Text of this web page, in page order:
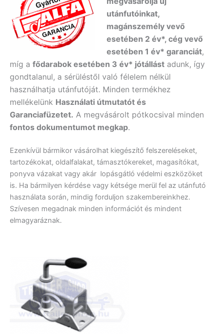
utánfutóinkat,
magánszemély vevő
esetében 2 év*, cég vevő
esetében 1 év* garanciát,
míg a fődarabok esetében 3 év* jótállást adunk, így
gondtalanul, a sérüléstől való félelem nélkül
használhatja utánfutóját. Minden termékhez
mellékelünk Használati útmutatót és
Garanciafüzetet. A megvásárolt pótkocsival minden
fontos dokumentumot megkap.
Ezenkívül bármikor vásárolhat kiegészítő felszereléseket,
tartozékokat, oldalfalakat, támasztókereket, magasítókat,
ponyva vázakat vagy akár lopásgátló védelmi eszközöket
is. Ha bármilyen kérdése vagy kétsége merül fel az utánfutó
használata során, mindig forduljon szakembereinkhez.
Szívesen megadnak minden információt és mindent
elmagyaráznak.